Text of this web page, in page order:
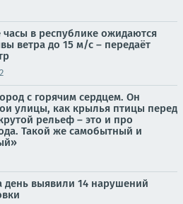
в республике ожидаются
ветра до 15 м/с – передаёт
с горячим сердцем. Он
улицы, как крылья птицы перед
рельеф – это и про
Такой же самобытный и
день выявили 14 нарушений